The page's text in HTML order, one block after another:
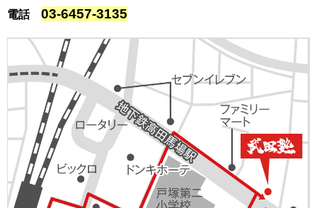
電話 03-6457-3135